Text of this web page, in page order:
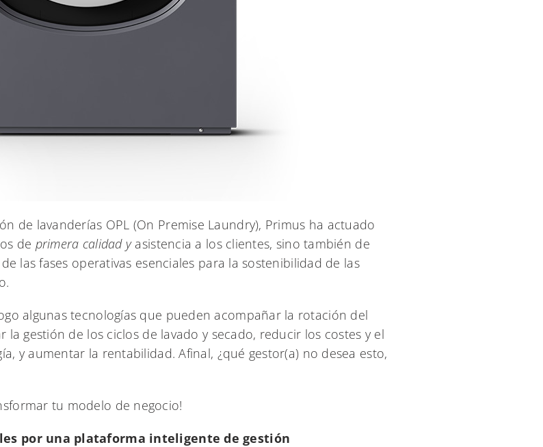
de lavanderías OPL (On Premise Laundry), Primus ha actuado
de primera calidad yasistencia a los clientes, sino también de
las fases operativas esenciales para la sostenibilidad de las
algunas tecnologías que pueden acompañar la rotación del
gestión de los ciclos de lavado y secado, reducir los costes y el
y aumentar la rentabilidad. Afinal, ¿qué gestor(a) no desea esto,
tu modelo de negocio!
por una plataforma inteligente de gestión